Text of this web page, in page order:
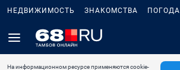
НЕДВИЖИМОСТЬ ЗНАКОМСТВА ПОГОДА
На информационном ресурсе применяются cookie-